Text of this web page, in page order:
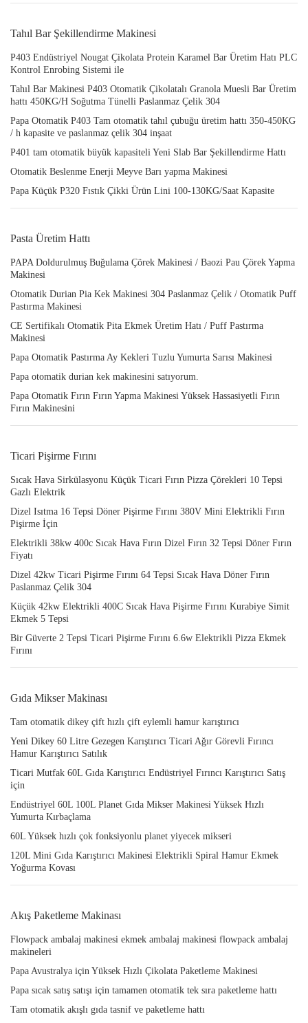
Tahıl Bar Şekillendirme Makinesi
P403 Endüstriyel Nougat Çikolata Protein Karamel Bar Üretim Hatı PLC
Kontrol Enrobing Sistemi ile
Tahıl Bar Makinesi P403 Otomatik Çikolatalı Granola Muesli Bar Üretim
hattı 450KG/H Soğutma Tünelli Paslanmaz Çelik 304
Papa Otomatik P403 Tam otomatik tahıl çubuğu üretim hattı 350-450KG
/ h kapasite ve paslanmaz çelik 304 inşaat
P401 tam otomatik büyük kapasiteli Yeni Slab Bar Şekillendirme Hattı
Otomatik Beslenme Enerji Meyve Barı yapma Makinesi
Papa Küçük P320 Fıstık Çikki Ürün Lini 100-130KG/Saat Kapasite
Pasta Üretim Hattı
PAPA Doldurulmuş Buğulama Çörek Makinesi / Baozi Pau Çörek Yapma
Makinesi
Otomatik Durian Pia Kek Makinesi 304 Paslanmaz Çelik / Otomatik Puff
Pastırma Makinesi
CE Sertifikalı Otomatik Pita Ekmek Üretim Hatı / Puff Pastırma
Makinesi
Papa Otomatik Pastırma Ay Kekleri Tuzlu Yumurta Sarısı Makinesi
Papa otomatik durian kek makinesini satıyorum.
Papa Otomatik Fırın Fırın Yapma Makinesi Yüksek Hassasiyetli Fırın
Fırın Makinesini
Ticari Pişirme Fırını
Sıcak Hava Sirkülasyonu Küçük Ticari Fırın Pizza Çörekleri 10 Tepsi
Gazlı Elektrik
Dizel Isıtma 16 Tepsi Döner Pişirme Fırını 380V Mini Elektrikli Fırın
Pişirme İçin
Elektrikli 38kw 400c Sıcak Hava Fırın Dizel Fırın 32 Tepsi Döner Fırın
Fiyatı
Dizel 42kw Ticari Pişirme Fırını 64 Tepsi Sıcak Hava Döner Fırın
Paslanmaz Çelik 304
Küçük 42kw Elektrikli 400C Sıcak Hava Pişirme Fırını Kurabiye Simit
Ekmek 5 Tepsi
Bir Güverte 2 Tepsi Ticari Pişirme Fırını 6.6w Elektrikli Pizza Ekmek
Fırını
Gıda Mikser Makinası
Tam otomatik dikey çift hızlı çift eylemli hamur karıştırıcı
Yeni Dikey 60 Litre Gezegen Karıştırıcı Ticari Ağır Görevli Fırıncı
Hamur Karıştırıcı Satılık
Ticari Mutfak 60L Gıda Karıştırıcı Endüstriyel Fırıncı Karıştırıcı Satış
için
Endüstriyel 60L 100L Planet Gıda Mikser Makinesi Yüksek Hızlı
Yumurta Kırbaçlama
60L Yüksek hızlı çok fonksiyonlu planet yiyecek mikseri
120L Mini Gıda Karıştırıcı Makinesi Elektrikli Spiral Hamur Ekmek
Yoğurma Kovası
Akış Paketleme Makinası
Flowpack ambalaj makinesi ekmek ambalaj makinesi flowpack ambalaj
makineleri
Papa Avustralya için Yüksek Hızlı Çikolata Paketleme Makinesi
Papa sıcak satış satışı için tamamen otomatik tek sıra paketleme hattı
Tam otomatik akışlı gıda tasnif ve paketleme hattı